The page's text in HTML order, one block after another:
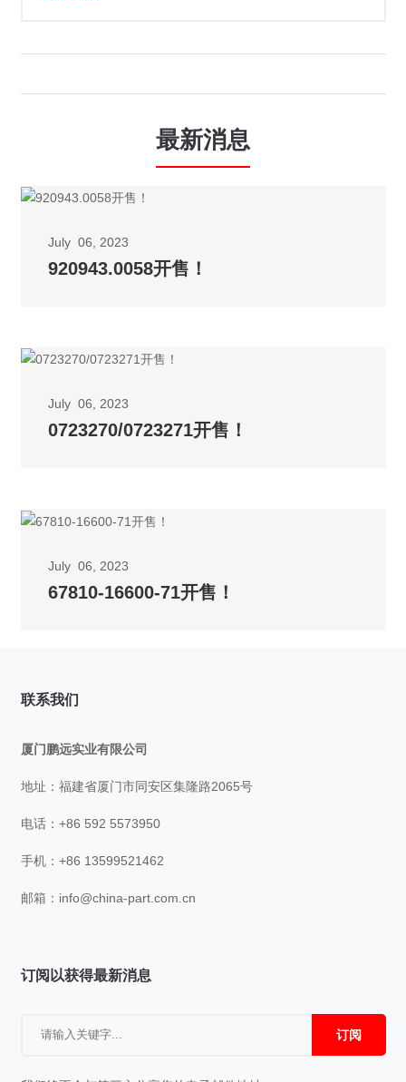
最新消息
July 06, 2023
920943.0058开售！
July 06, 2023
0723270/0723271开售！
July 06, 2023
67810-16600-71开售！
联系我们
厦门鹏远实业有限公司
地址：福建省厦门市同安区集隆路2065号
电话：+86 592 5573950
手机：+86 13599521462
邮箱： info@china-part.com.cn
订阅以获得最新消息
订阅